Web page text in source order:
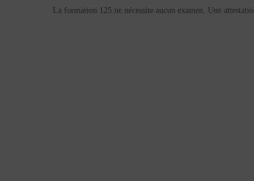
La formation 125 ne nécessite aucun examen. Une